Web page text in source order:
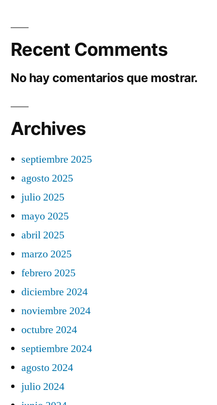
Recent Comments
No hay comentarios que mostrar.
Archives
septiembre 2025
agosto 2025
julio 2025
mayo 2025
abril 2025
marzo 2025
febrero 2025
diciembre 2024
noviembre 2024
octubre 2024
septiembre 2024
agosto 2024
julio 2024